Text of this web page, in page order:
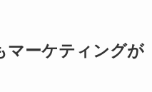
マーケティングが